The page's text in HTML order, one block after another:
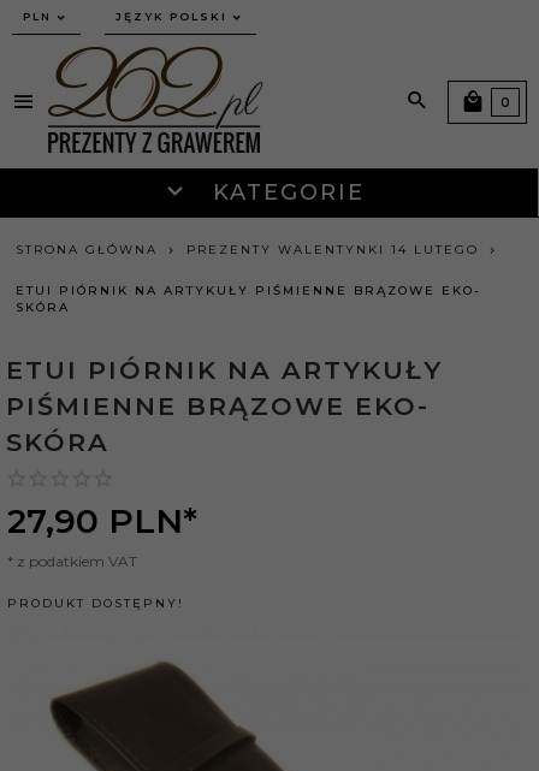
currency_h
PLN JĘZYK POLSKI
KATEGORIE
0
STRONA GŁÓWNA PREZENTY WALENTYNKI 14 LUTEGO
ETUI PIÓRNIK NA ARTYKUŁY PIŚMIENNE BRĄZOWE EKO-
SKÓRA
ETUI PIÓRNIK NA ARTYKUŁY
PIŚMIENNE BRĄZOWE EKO-
SKÓRA
27,90 PLN*
* z podatkiem VAT
PRODUKT DOSTĘPNY!